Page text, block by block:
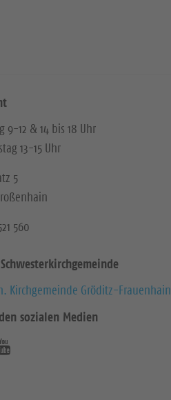
9-12 & 14 bis 18 Uhr
13-15 Uhr
5
560
Kirchgemeinde Gröditz-Frauenhain
sozialen Medien
B